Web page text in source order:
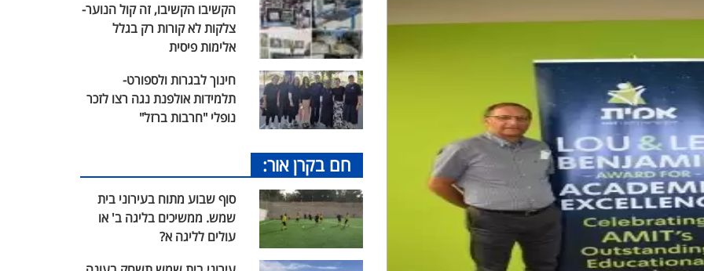
הקשיבו הקשיבו, זה קול הנוער-
צלקות לא קורות רק בגלל
אלימות פיסית
חינוך לבגרות ולספורט-
תלמידות אולפנת נגה רצו לזכר
נופלי "חרבות ברזל"
חם בקרן אור:
סוף שבוע מתוח בעירוני בית
שמש. ממשיכים בליגה ב' או
עולים לליגה א?